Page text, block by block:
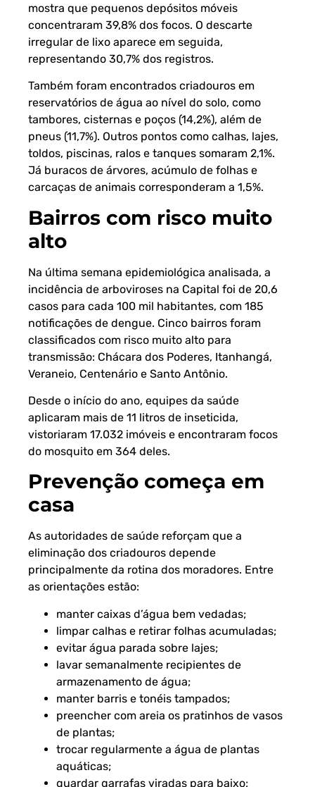
mostra que pequenos depósitos móveis
concentraram 39,8% dos focos. O descarte
irregular de lixo aparece em seguida,
representando 30,7% dos registros.
Também foram encontrados criadouros em
reservatórios de água ao nível do solo, como
tambores, cisternas e poços (14,2%), além de
pneus (11,7%). Outros pontos como calhas, lajes,
toldos, piscinas, ralos e tanques somaram 2,1%.
Já buracos de árvores, acúmulo de folhas e
carcaças de animais corresponderam a 1,5%.
Bairros com risco muito
alto
Na última semana epidemiológica analisada, a
incidência de arboviroses na Capital foi de 20,6
casos para cada 100 mil habitantes, com 185
notificações de dengue. Cinco bairros foram
classificados com risco muito alto para
transmissão: Chácara dos Poderes, Itanhangá,
Veraneio, Centenário e Santo Antônio.
Desde o início do ano, equipes da saúde
aplicaram mais de 11 litros de inseticida,
vistoriaram 17.032 imóveis e encontraram focos
do mosquito em 364 deles.
Prevenção começa em
casa
As autoridades de saúde reforçam que a
eliminação dos criadouros depende
principalmente da rotina dos moradores. Entre
as orientações estão:
manter caixas d’água bem vedadas;
limpar calhas e retirar folhas acumuladas;
evitar água parada sobre lajes;
lavar semanalmente recipientes de
armazenamento de água;
manter barris e tonéis tampados;
preencher com areia os pratinhos de vasos
de plantas;
trocar regularmente a água de plantas
aquáticas;
guardar garrafas viradas para baixo;